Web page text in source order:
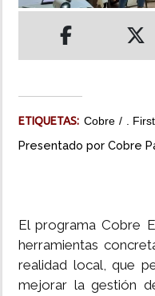
IMPRESO
ETIQUETAS: Cobre .
Presentado por Cobre
El programa Cobre
herramientas
realidad local, que
mejorar la gestión